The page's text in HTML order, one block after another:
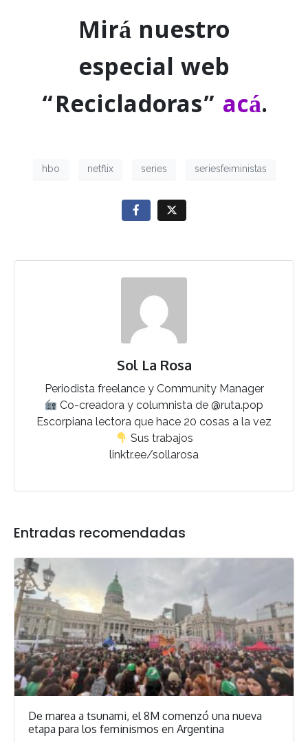
Mirá nuestro
especial web
“Recicladoras” acá.
hbo netflix series seriesfeiministas
Sol La Rosa
Periodista freelance y Community Manager
Co-creadora y columnista de @ruta.pop
Escorpiana lectora que hace 20 cosas a la vez
Sus trabajos
linktr.ee/sollarosa
Entradas recomendadas
De marea a tsunami, el 8M comenzó una nueva
etapa para los feminismos en Argentina